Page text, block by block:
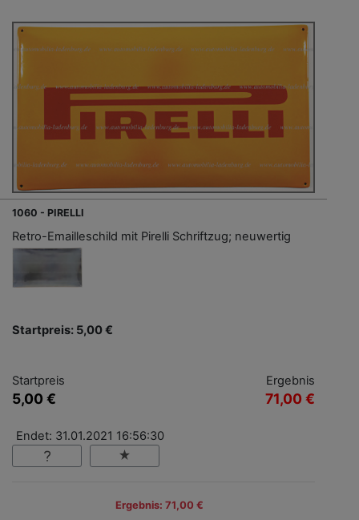
1060 - PIRELLI
Retro-Emailleschild mit Pirelli Schriftzug; neuwertig
Startpreis: 5,00 €
Startpreis
5,00 €
Ergebnis
71,00 €
Endet: 31.01.2021 16:56:30
Ergebnis: 71,00 €